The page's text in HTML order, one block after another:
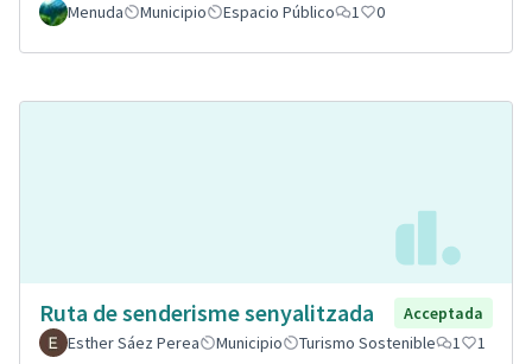
Menuda
Municipio Espacio Público 1 0
Ruta de senderisme senyalitzada
Acceptada
Esther Sáez Perea
Municipio Turismo Sostenible 1 1